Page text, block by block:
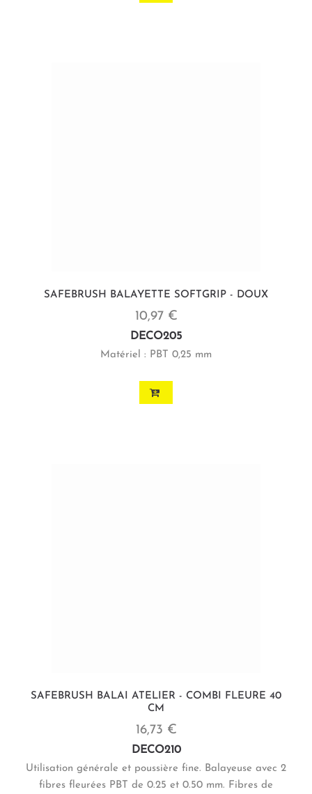
SAFEBRUSH BALAYETTE SOFTGRIP - DOUX
10,97 €
DECO205
Matériel : PBT 0,25 mm
SAFEBRUSH BALAI ATELIER - COMBI FLEURE 40
CM
16,73 €
DECO210
Utilisation générale et poussière fine. Balayeuse avec 2
fibres fleurées PBT de 0.25 et 0.50 mm. Fibres de